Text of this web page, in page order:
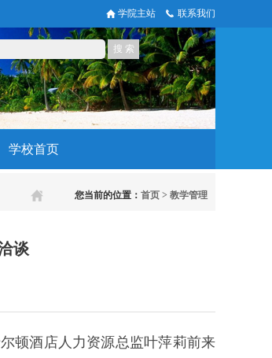
学院主站 联系我们
学校首页
您当前的位置： 首页 > 教学管理
谈
顿酒店人力资源总监叶萍莉前来